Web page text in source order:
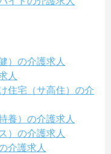
）の介護求人
人
住宅（サ高住）の介
養）の介護求人
）の介護求人
介護求人